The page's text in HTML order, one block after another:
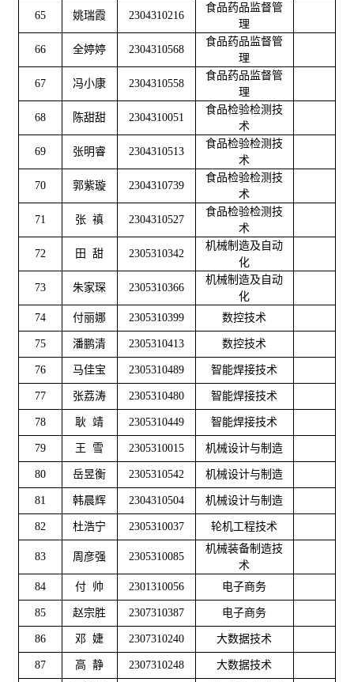
65 姚瑞霞 2304310216
食品药品监督管
理
66 全婷婷 2304310568
食品药品监督管
理
67 冯小康 2304310558
食品药品监督管
理
68 陈甜甜 2304310051
食品检验检测技
术
69 张明睿 2304310513
食品检验检测技
术
70 郭紫璇 2304310739
食品检验检测技
术
71 张 禛 2304310527
食品检验检测技
术
72 田 甜 2305310342
机械制造及自动
化
73 朱家琛 2305310366
机械制造及自动
化
74
付丽娜 2305310399 数控技术
75 潘鹏清 2305310413 数控技术
76 马佳宝 2305310489 智能焊接技术
77 张荔涛 2305310480 智能焊接技术
78 耿 靖 2305310449 智能焊接技术
79 王 雪 2305310015 机械设计与制造
80 岳昱衡 2305310542 机械设计与制造
81 韩晨辉 2304310504 机械设计与制造
82 杜浩宁 2305310037 轮机工程技术
83 周彦强 2305310085
机械装备制造技
术
84
付 帅 2301310056 电子商务
85 赵宗胜 2307310387 电子商务
86 邓 婕 2307310240 大数据技术
87 高 静 2307310248 大数据技术